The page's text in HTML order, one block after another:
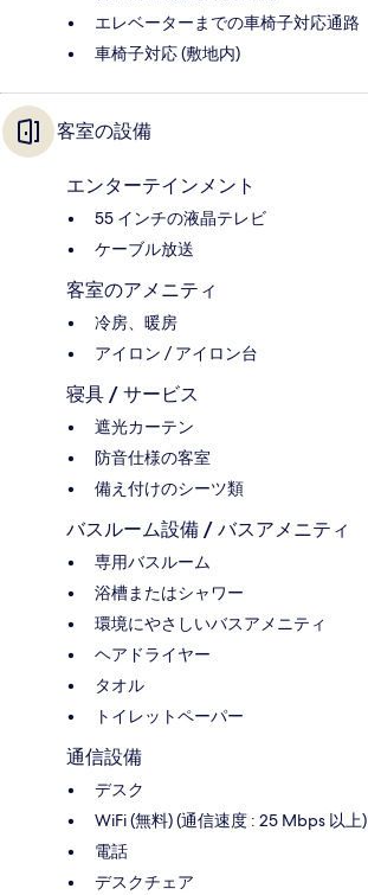
エレベーターまでの車椅子対応通路
車椅子対応 (敷地内)
客室の設備
エンターテインメント
55 インチの液晶テレビ
ケーブル放送
客室のアメニティ
冷房、暖房
アイロン / アイロン台
寝具 / サービス
遮光カーテン
防音仕様の客室
備え付けのシーツ類
バスルーム設備 / バスアメニティ
専用バスルーム
浴槽またはシャワー
環境にやさしいバスアメニティ
ヘアドライヤー
タオル
トイレットペーパー
通信設備
デスク
WiFi (無料) (通信速度 : 25 Mbps 以上)
電話
デスクチェア